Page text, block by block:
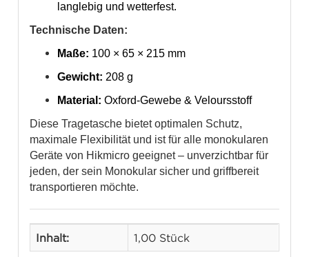
langlebig und wetterfest.
Technische Daten:
Maße: 100 × 65 × 215 mm
Gewicht: 208 g
Material: Oxford-Gewebe & Veloursstoff
Diese Tragetasche bietet optimalen Schutz,
maximale Flexibilität und ist für alle monokularen
Geräte von Hikmicro geeignet – unverzichtbar für
jeden, der sein Monokular sicher und griffbereit
transportieren möchte.
Inhalt: 1,00 Stück